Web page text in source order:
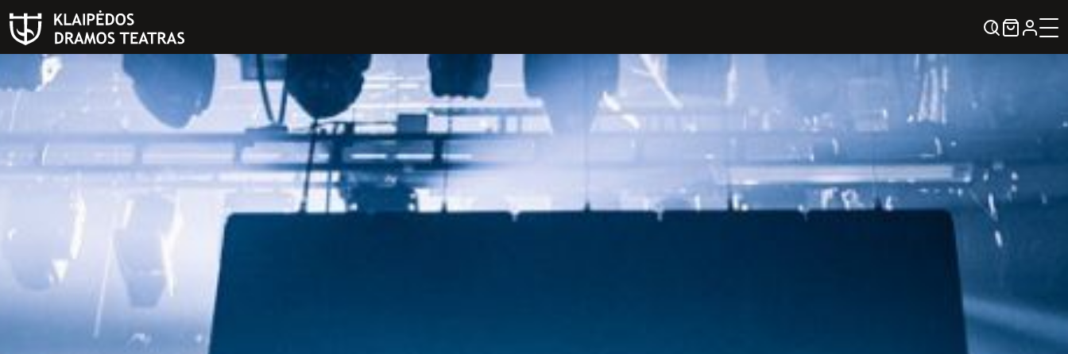
0
PROFILIS KREPŠELIS
KŪRĖJAI
REPERTUARAS
FESTIVALIS „THEATRIUM”
EDUKACIJA IR PARODOS
KULTŪROS PASAS
Žiūrovams Kontaktai